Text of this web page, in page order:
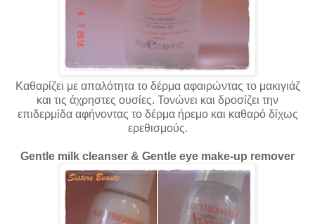
Καθαρίζει με απαλότητα το δέρμα αφαιρώντας το μακιγιάζ
και τις άχρηστες ουσίες. Τονώνει και δροσίζει την
επιδερμίδα αφήνοντας το δέρμα ήρεμο και καθαρό δίχως
ερεθισμούς.
Gentle milk cleanser & Gentle eye make-up remover